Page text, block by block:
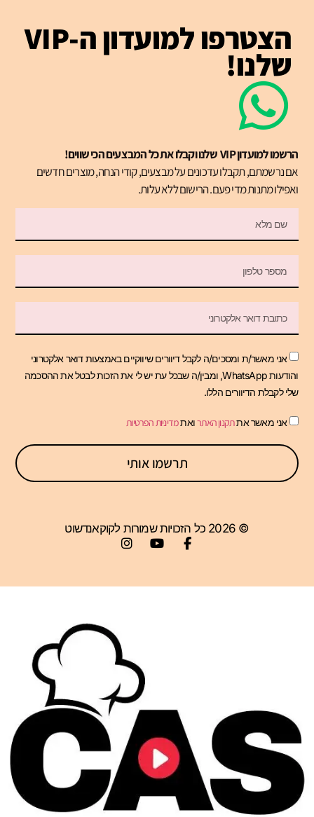
הצטרפו למועדון ה-VIP
שלנו!
הרשמו למועדון VIP שלנו וקבלו את כל המבצעים הכי שווים!
אם נרשמתם, תקבלו עדכונים על מבצעים, קודי הנחה, מוצרים חדשים
ואפילו מתנות מדי פעם. הרישום ללא עלות.
אני מאשר/ת ומסכים/ה לקבל דיוורים שיווקיים באמצעות דואר אלקטרוני
והודעות WhatsApp, ומבין/ה שבכל עת יש לי את הזכות לבטל את ההסכמה
שלי לקבלת הדיוורים הללו.
אני מאשר אתתקנון האתרואתמדיניות הפרטיות
תרשמו אותי
© 2026 כל הזכויות שמורות לקוקאנדשוט